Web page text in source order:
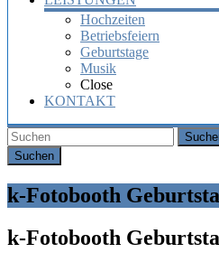
Hochzeiten
Betriebsfeiern
Geburtstage
Musik
Close
KONTAKT
k-Fotobooth
k-Fotobooth